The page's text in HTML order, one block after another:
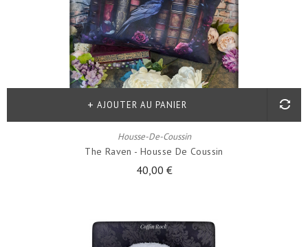
Housse-De-Coussin
The Raven - Housse De Coussin
40,00 €
AJOUTER AU PANIER